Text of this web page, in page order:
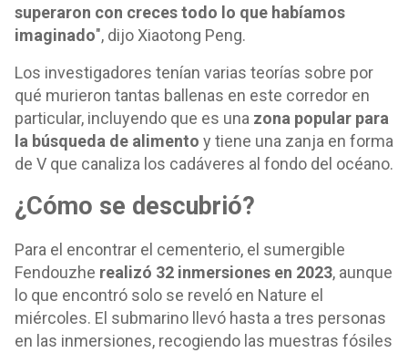
superaron con creces todo lo que habíamos
imaginado", dijo Xiaotong Peng.
Los investigadores tenían varias teorías sobre por
qué murieron tantas ballenas en este corredor en
particular, incluyendo que es una zona popular para
la búsqueda de alimento y tiene una zanja en forma
de V que canaliza los cadáveres al fondo del océano.
¿Cómo se descubrió?
Para el encontrar el cementerio, el sumergible
Fendouzhe realizó 32 inmersiones en 2023, aunque
lo que encontró solo se reveló en Nature el
miércoles. El submarino llevó hasta a tres personas
en las inmersiones, recogiendo las muestras fósiles